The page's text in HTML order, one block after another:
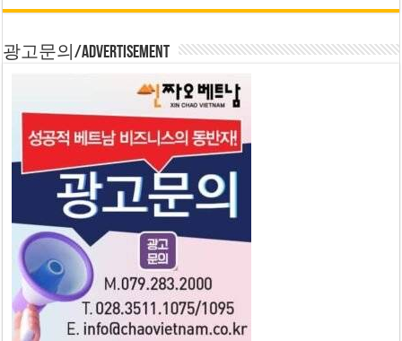
광고문의/Advertisement